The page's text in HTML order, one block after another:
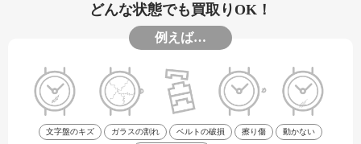
どんな状態でも買取りOK！
例えば…
文字盤のキズ ガラスの割れ ベルトの破損 擦り傷 動かない